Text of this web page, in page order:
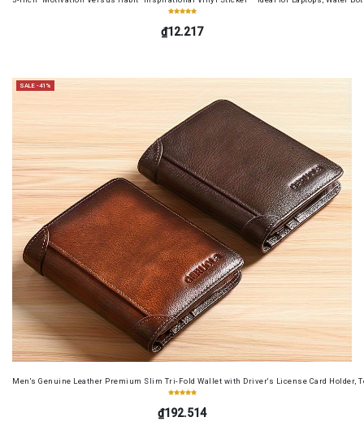
₫12.217
SALE -41%
Men's Genuine Leather Premium Slim Tri-Fold Wallet with Driver's License Card Holder,
₫192.514